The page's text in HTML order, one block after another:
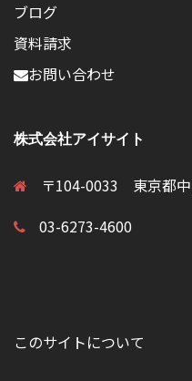
ブログ
資料請求
お問い合わせ
株式会社アイサイト
〒104-0033 東京都
03-6273-4600
このサイトについて